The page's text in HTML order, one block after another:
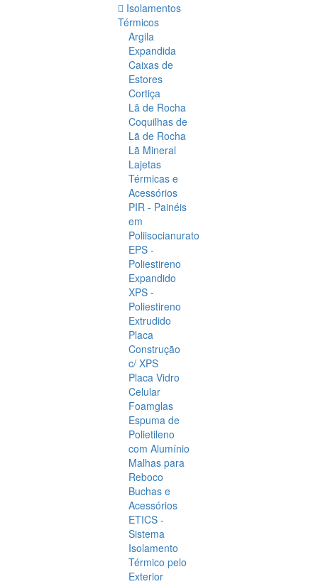
Isolamentos
Térmicos
Argila
Expandida
Caixas de
Estores
Cortiça
Lã de Rocha
Coquilhas de
Lã de Rocha
Lã Mineral
Lajetas
Térmicas e
Acessórios
PIR - Painéis
em
Poliisocianurato
EPS -
Poliestireno
Expandido
XPS -
Poliestireno
Extrudido
Placa
Construção
c/ XPS
Placa Vidro
Celular
Foamglas
Espuma de
Polietileno
com Alumínio
Malhas para
Reboco
Buchas e
Acessórios
ETICS -
Sistema
Isolamento
Térmico pelo
Exterior